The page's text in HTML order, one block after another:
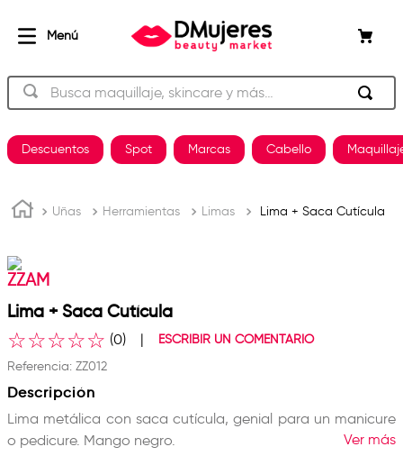
Busca maquillaje, skincare y más…
Descuentos Spot Marcas Cabello
Uñas Herramientas Limas Lima + Saca Cutícula
ZZAM
Lima + Saca Cutícula
☆☆☆☆☆ (0)
ESCRIBIR UN COMENTARIO
Referencia: ZZ012
Descripción
Lima metálica con saca cutícula, genial para un manicure
o pedicure. Mango negro.
Ver más
TÉRMINOS MÁS BUSCADOS
2 og
4
keratina
. pestañas
7. uñas
8. brochas